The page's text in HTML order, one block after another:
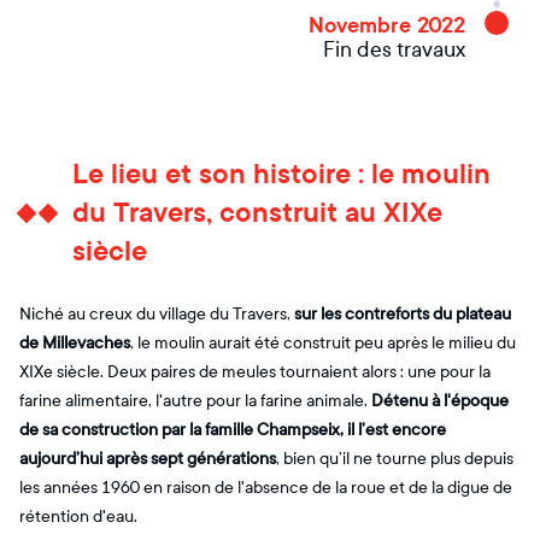
Novembre 2022
Fin des travaux
Le lieu et son histoire : le moulin
du Travers, construit au XIXe
siècle
Niché au creux du village du Travers, sur les contreforts du plateau
de Millevaches, le moulin aurait été construit peu après le milieu du
XIXe siècle. Deux paires de meules tournaient alors : une pour la
farine alimentaire, l'autre pour la farine animale. Détenu à l'époque
de sa construction par la famille Champseix, il l’est encore
aujourd’hui après sept générations, bien qu’il ne tourne plus depuis
les années 1960 en raison de l'absence de la roue et de la digue de
rétention d'eau.